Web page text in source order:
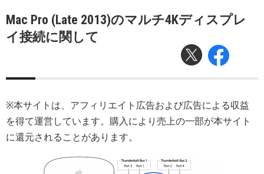
Mac Pro (Late 2013)のマルチ4Kディスプレ
イ接続に関して
※本サイトは、アフィリエイト広告および広告による収益
を得て運営しています。購入により売上の一部が本サイト
に還元されることがあります。